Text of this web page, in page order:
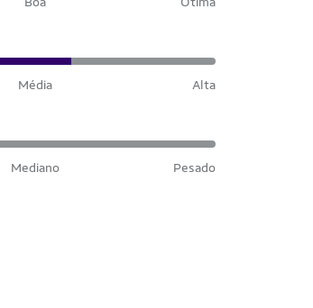
Média Alta
Mediano Pesado